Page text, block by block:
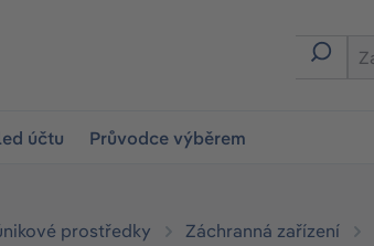
účtu Průvodce výběrem
prostředky Záchranná zařízení